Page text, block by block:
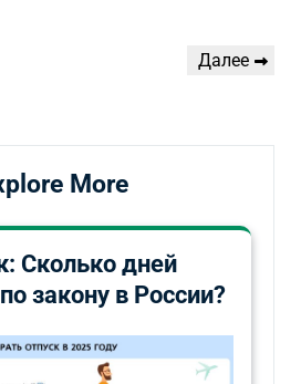
Следующая
Далее
More
Сколько дней
закону в России?